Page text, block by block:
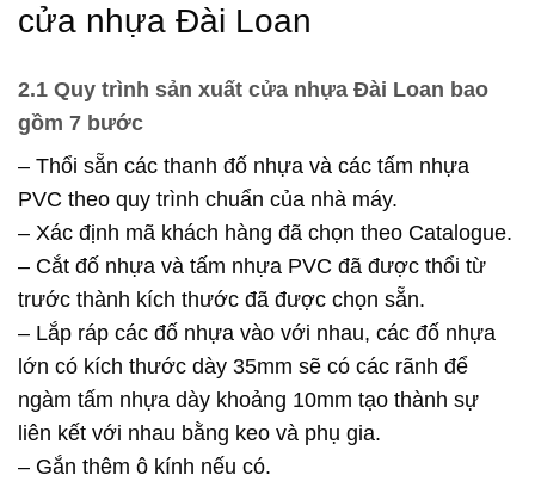
cửa nhựa Đài Loan
2.1 Quy trình sản xuất cửa nhựa Đài Loan bao
gồm 7 bước
– Thổi sẵn các thanh đố nhựa và các tấm nhựa
PVC theo quy trình chuẩn của nhà máy.
– Xác định mã khách hàng đã chọn theo Catalogue.
– Cắt đố nhựa và tấm nhựa PVC đã được thổi từ
trước thành kích thước đã được chọn sẵn.
– Lắp ráp các đố nhựa vào với nhau, các đố nhựa
lớn có kích thước dày 35mm sẽ có các rãnh để
ngàm tấm nhựa dày khoảng 10mm tạo thành sự
liên kết với nhau bằng keo và phụ gia.
– Gắn thêm ô kính nếu có.